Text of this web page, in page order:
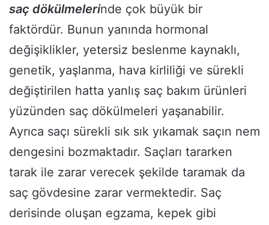
saç dökülmelerinde çok büyük bir
faktördür. Bunun yanında hormonal
değişiklikler, yetersiz beslenme kaynaklı,
genetik, yaşlanma, hava kirliliği ve sürekli
değiştirilen hatta yanlış saç bakım ürünleri
yüzünden saç dökülmeleri yaşanabilir.
Ayrıca saçı sürekli sık sık yıkamak saçın nem
dengesini bozmaktadır. Saçları tararken
tarak ile zarar verecek şekilde taramak da
saç gövdesine zarar vermektedir. Saç
derisinde oluşan egzama, kepek gibi